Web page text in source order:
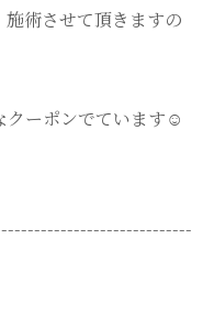
術させて頂きますの
クーポンでています☺️